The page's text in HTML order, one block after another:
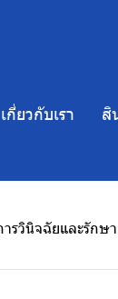
เกี่ยวกับเรา สิ
รวินิจฉัยและรักษา